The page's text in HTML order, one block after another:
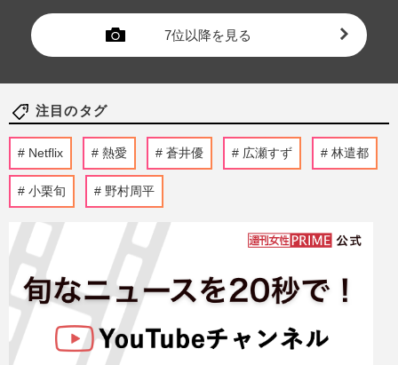
7位以降を見る
注目のタグ
Netflix 熱愛 蒼井優 広瀬すず 林遣都
小栗旬 野村周平